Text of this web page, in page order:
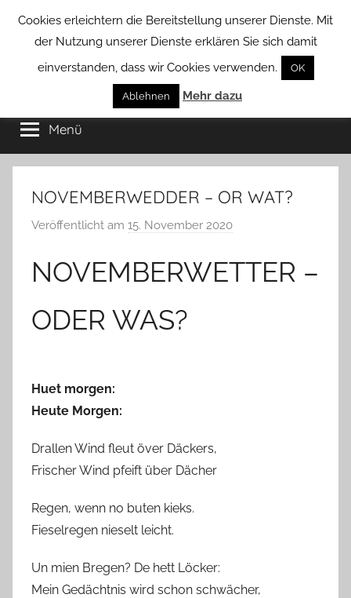
Borstel
von
Groß
Borstel
Menü
NOVEMBERWEDDER – OR WAT?
Veröffentlicht am 15. November 2020
n
T
NOVEMBERWETTER –
ODER WAS?
Huet morgen:
Heute Morgen:
Drallen Wind fleut över Däckers,
Frischer Wind pfeift über Dächer
Regen, wenn no buten kieks.
Fieselregen nieselt leicht.
Un mien Bregen? De hett Löcker:
Mein Gedächtnis wird schon schwächer,
Cookies erleichtern die Bereitstellung unserer Dienste. Mit
der Nutzung unserer Dienste erklären Sie sich damit
einverstanden, dass wir Cookies verwenden.
OK
Ablehnen Mehr dazu